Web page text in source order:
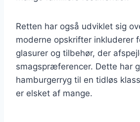
Retten har også udviklet sig
moderne opskrifter inkluderer
glasurer og tilbehør, der
smagspræferencer. Dette har
hamburgerryg til en tidløs
er elsket af mange.